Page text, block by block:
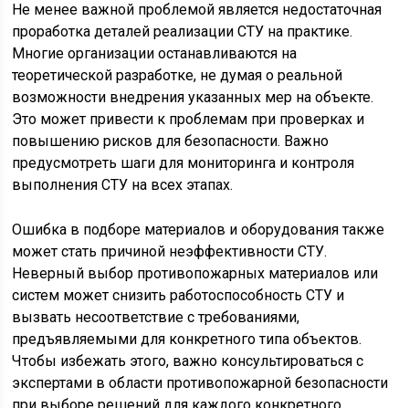
Не менее важной проблемой является недостаточная
проработка деталей реализации СТУ на практике.
Многие организации останавливаются на
теоретической разработке, не думая о реальной
возможности внедрения указанных мер на объекте.
Это может привести к проблемам при проверках и
повышению рисков для безопасности. Важно
предусмотреть шаги для мониторинга и контроля
выполнения СТУ на всех этапах.
Ошибка в подборе материалов и оборудования также
может стать причиной неэффективности СТУ.
Неверный выбор противопожарных материалов или
систем может снизить работоспособность СТУ и
вызвать несоответствие с требованиями,
предъявляемыми для конкретного типа объектов.
Чтобы избежать этого, важно консультироваться с
экспертами в области противопожарной безопасности